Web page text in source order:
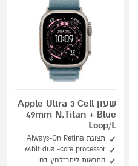
שעון Apple Ultra 3 Cell
49mm N.Titan + Blue
Loop/L
תצוגת Always-On Retina
64bit dual-core processor
התראות ליתר־לחץ דם